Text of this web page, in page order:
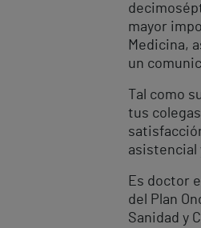
mayor
Medicina,
un
Tal como
tus
asistencial
Es doctor
del Plan
Sanidad y